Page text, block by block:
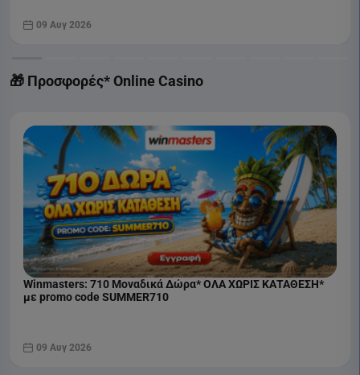
09 Αυγ 2026
🎁 Προσφορές* Online Casino
Winmasters: 710 Μοναδικά Δώρα* ΟΛΑ ΧΩΡΙΣ ΚΑΤΑΘΕΣΗ*
με promo code SUMMER710
09 Αυγ 2026